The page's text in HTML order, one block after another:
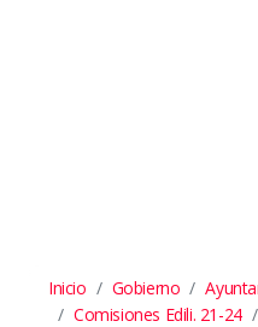
Inicio Gobierno
Comisiones Edili. 21-24